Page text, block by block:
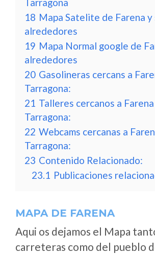
18 Mapa Satelite de Farena y
alrededores
19 Mapa Normal google de
alrededores
20 Gasolineras cercans a
Tarragona:
21 Talleres cercanos a
Tarragona:
22 Webcams cercanas a
Tarragona:
23 Contenido Relacionado:
23.1 Publicaciones
MAPA DE FARENA
Aqui os dejamos el Mapa
carreteras como del pueblo